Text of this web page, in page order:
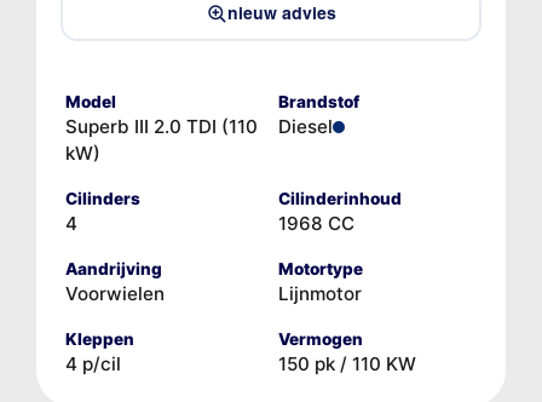
nieuw advies
Model
Superb III 2.0 TDI (110
kW)
Brandstof
Diesel
Cilinders
4
Cilinderinhoud
1968 CC
Aandrijving
Voorwielen
Motortype
Lijnmotor
Kleppen
4 p/cil
Vermogen
150 pk / 110 KW